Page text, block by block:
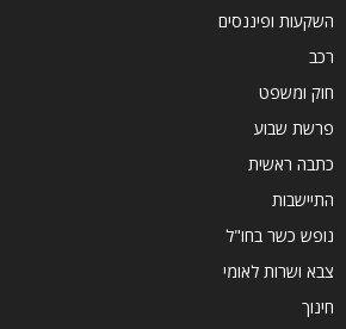
השקעות ופיננסים
רכב
חוק ומשפט
פרשת שבוע
כתבה ראשית
התיישבות
נופש כשר בחו"ל
צבא ושרות לאומי
חינוך